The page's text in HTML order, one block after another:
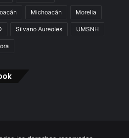
Michoacán Morelia
Silvano Aureoles UMSNH